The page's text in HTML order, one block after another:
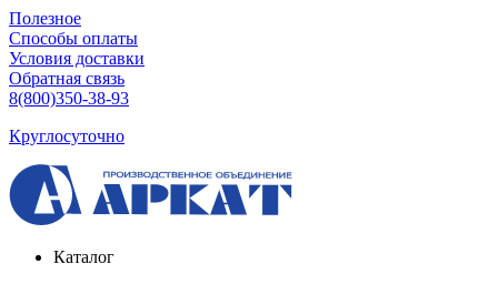
Полезное
Способы оплаты
Условия доставки
Обратная связь
8(800)350-38-93
Круглосуточно
Каталог